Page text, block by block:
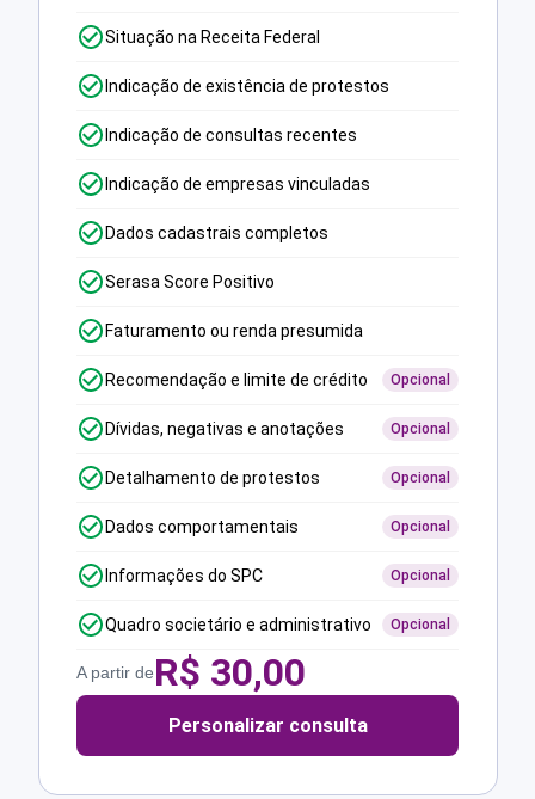
Situação na Receita Federal
Indicação de existência de protestos
Indicação de consultas recentes
Indicação de empresas vinculadas
Dados cadastrais completos
Serasa Score Positivo
Faturamento ou renda presumida
Recomendação e limite de crédito Opcional
Dívidas, negativas e anotações Opcional
Detalhamento de protestos Opcional
Dados comportamentais Opcional
Informações do SPC Opcional
Quadro societário e administrativo Opcional
A partir deR$ 30,00
Personalizar consulta